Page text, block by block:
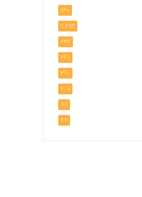
890
1,283
743
461
391
218
46
44